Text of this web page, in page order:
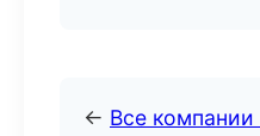
← Все компании